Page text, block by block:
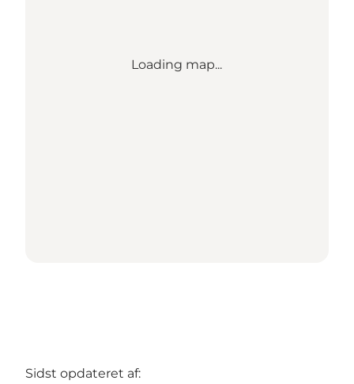
Loading map...
Sidst opdateret af: